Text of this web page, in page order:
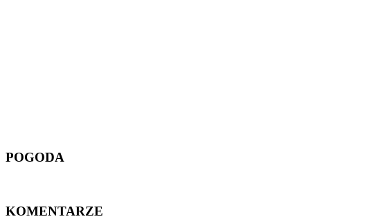
POGODA
KOMENTARZE